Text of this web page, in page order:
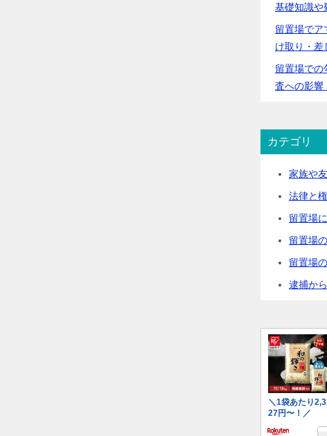
基礎知識や
留置場でア
け取り・差
留置場での
査への影響
カテゴリ
家族や
法律と
留置場
留置場
留置場
逮捕か